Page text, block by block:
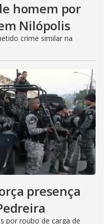
homem por
Nilópolis
crime similar na
presença
por roubo de carga de